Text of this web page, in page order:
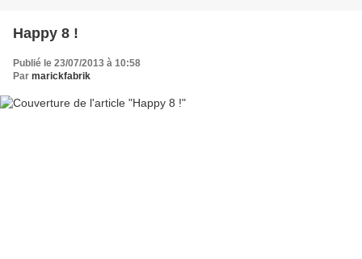
Happy 8 !
Publié le 23/07/2013 à 10:58
Par marickfabrik